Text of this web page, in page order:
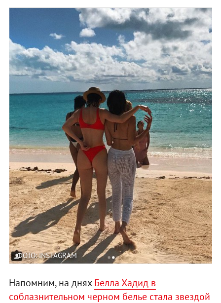
ФОТО: INSTAGRAM
Напомним, на дняхБелла Хадид в
соблазнительном черном белье стала звездой